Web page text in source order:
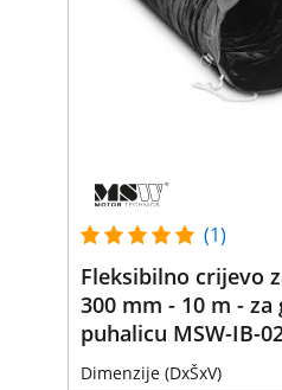
(1)
Fleksibilno crijevo
300 mm - 10 m -
puhalicu MSW-IB-
Dimenzije (DxŠxV)